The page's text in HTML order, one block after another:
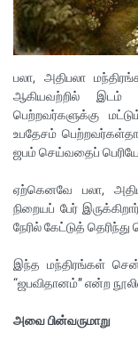
பலா, அதிபலா
ஆகியவற்றில்
பெற்றவர்களுக்கு
உபதேசம்
ஜபம் செய்வதைப்
ஏற்கெனவே பலா,
நிறையப் பேர்
நேரில் கேட்டுத்
இந்த மந்திரங்கள்
“ஜபவிதானம்” என்ற
அவை பின்வருமாறு